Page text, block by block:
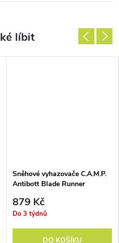
Sněhové vyhazovače C.A.M.P.
Antibott Blade Runner
879 Kč
Do 3 týdnů
DO KOŠÍKU